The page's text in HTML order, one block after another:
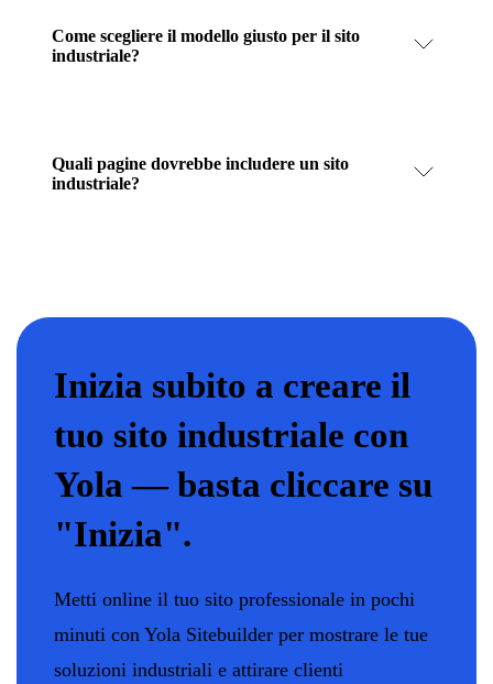
Come scegliere il modello giusto per il sito
industriale?
Quali pagine dovrebbe includere un sito
industriale?
Inizia subito a creare il
tuo sito industriale con
Yola — basta cliccare su
"Inizia".
Metti online il tuo sito professionale in pochi
minuti con Yola Sitebuilder per mostrare le tue
soluzioni industriali e attirare clienti